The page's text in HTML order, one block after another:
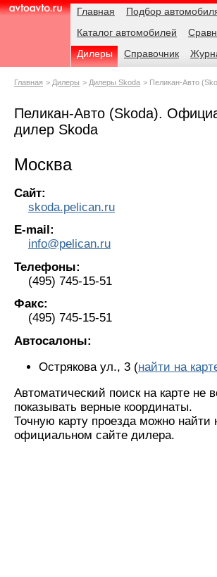
AvtoAvto.ru
Навигация Главная
Подбор
Каталог автомобилей
Дилеры
Справочник
Родительские
Главная Дилеры Дилеры Skoda Пеликан-Авто
Пеликан-Авто (Skoda).
дилер Skoda
Москва
Сайт:
skoda.pelican.ru
E-mail:
info@pelican.ru
Телефоны:
(495) 745-15-51
Факс:
(495) 745-15-51
Автосалоны:
Острякова ул., 3 (найти на
Автоматический поиск на карте не
показывать верные координаты.
Точную карту проезда можно найти
официальном сайте дилера.